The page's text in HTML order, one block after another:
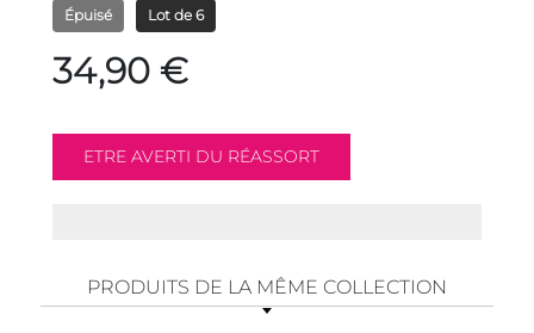
Épuisé Lot de 6
34,90 €
PRODUITS DE LA MÊME COLLECTION